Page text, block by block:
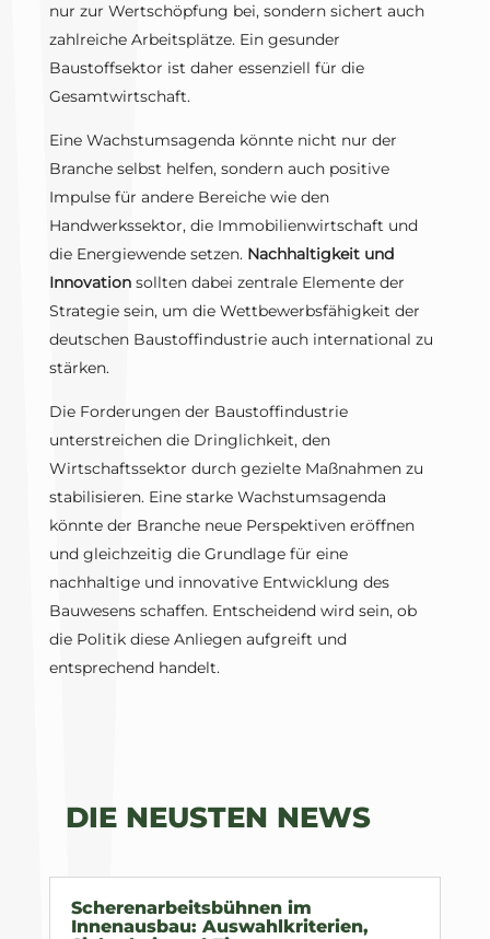
nur zur Wertschöpfung bei, sondern sichert auch
zahlreiche Arbeitsplätze. Ein gesunder
Baustoffsektor ist daher essenziell für die
Gesamtwirtschaft.
Eine Wachstumsagenda könnte nicht nur der
Branche selbst helfen, sondern auch positive
Impulse für andere Bereiche wie den
Handwerkssektor, die Immobilienwirtschaft und
die Energiewende setzen. Nachhaltigkeit und
Innovationsollten dabei zentrale Elemente der
Strategie sein, um die Wettbewerbsfähigkeit der
deutschen Baustoffindustrie auch international zu
stärken.
Die Forderungen der Baustoffindustrie
unterstreichen die Dringlichkeit, den
Wirtschaftssektor durch gezielte Maßnahmen zu
stabilisieren. Eine starke Wachstumsagenda
könnte der Branche neue Perspektiven eröffnen
und gleichzeitig die Grundlage für eine
nachhaltige und innovative Entwicklung des
Bauwesens schaffen. Entscheidend wird sein, ob
die Politik diese Anliegen aufgreift und
entsprechend handelt.
DIE NEUSTEN NEWS
Scherenarbeitsbühnen im
Innenausbau: Auswahlkriterien,